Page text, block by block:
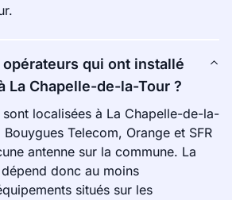
qui ont installé
La Chapelle-de-la-Tour ?
sont localisées à La Chapelle-de-la-
Telecom, Orange et SFR
antenne sur la commune. La
donc au moins
situés sur les